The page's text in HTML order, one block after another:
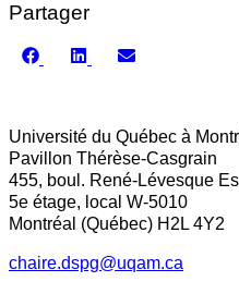
Partager
Share
ShareShare
Université du Québec à
Pavillon Thérèse-Casgrain
455, boul. René-Lévesque
5e étage, local W-5010
Montréal (Québec) H2L 4Y2
chaire.dspg@uqam.ca